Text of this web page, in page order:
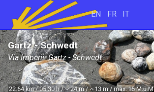
EN FR IT
Gartz - Schwedt
Via Imperii: Gartz - Schwedt
22.64 km / 05:30 h / 24 m / 13 m / max. 15 M.ü.M